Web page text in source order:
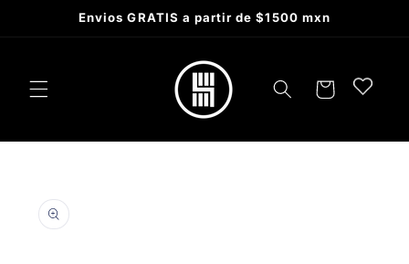
Skip toEnvios GRATIS a partir de $1500 mxn
Cart
product
information